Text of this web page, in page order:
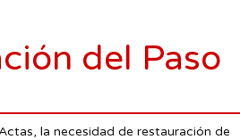
del Paso
la necesidad de restauración de